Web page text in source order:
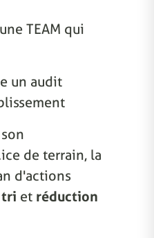
TEAM qui
un audit
de terrain, la
d'actions
tri et réduction